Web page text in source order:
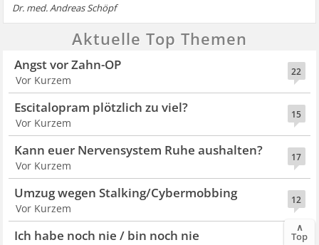
Dr. med. Andreas Schöpf
Aktuelle Top Themen
22
Angst vor Zahn-OP
Vor Kurzem
15
Escitalopram plötzlich zu viel?
Vor Kurzem
17
Kann euer Nervensystem Ruhe aushalten?
Vor Kurzem
12
Umzug wegen Stalking/Cybermobbing
Vor Kurzem
118
Ich habe noch nie / bin noch nie ∧
Top